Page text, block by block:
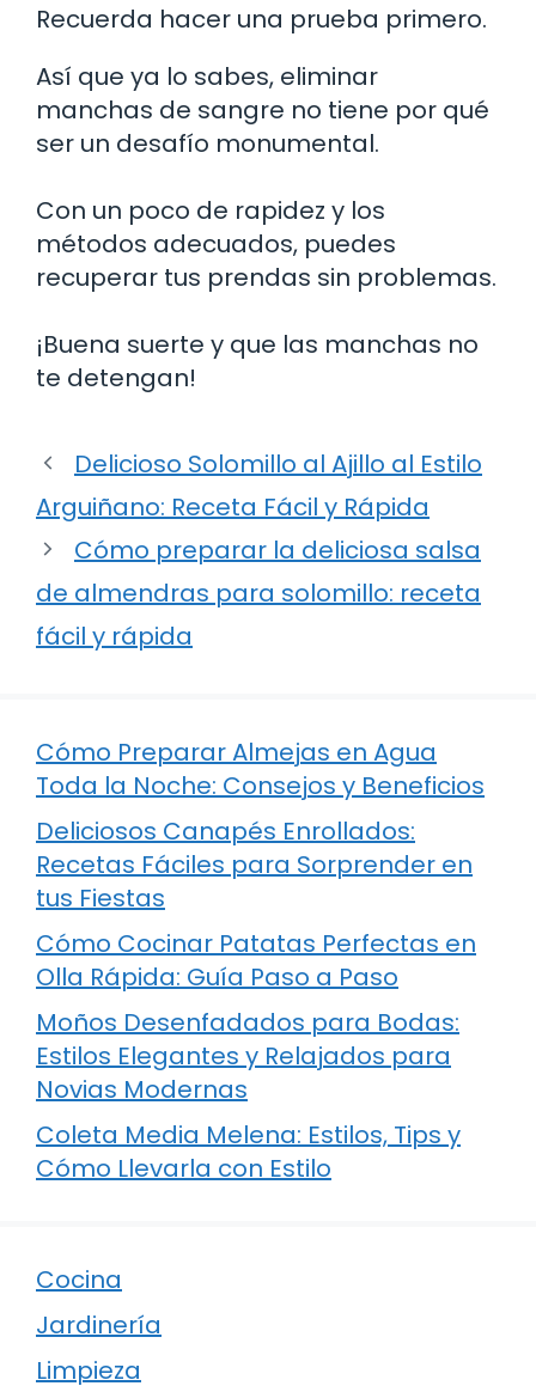
Recuerda hacer una prueba primero.
Así que ya lo sabes, eliminar
manchas de sangre no tiene por qué
ser un desafío monumental.
Con un poco de rapidez y los
métodos adecuados, puedes
recuperar tus prendas sin problemas.
¡Buena suerte y que las manchas no
te detengan!
Delicioso Solomillo al Ajillo al Estilo
Arguiñano: Receta Fácil y Rápida
Cómo preparar la deliciosa salsa
de almendras para solomillo: receta
fácil y rápida
Cómo Preparar Almejas en Agua
Toda la Noche: Consejos y Beneficios
Deliciosos Canapés Enrollados:
Recetas Fáciles para Sorprender en
tus Fiestas
Cómo Cocinar Patatas Perfectas en
Olla Rápida: Guía Paso a Paso
Moños Desenfadados para Bodas:
Estilos Elegantes y Relajados para
Novias Modernas
Coleta Media Melena: Estilos, Tips y
Cómo Llevarla con Estilo
Cocina
Jardinería
Limpieza